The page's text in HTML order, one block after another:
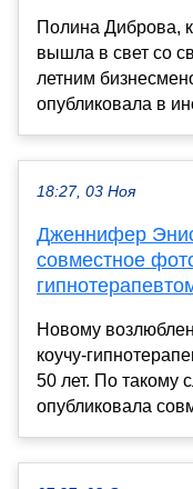
Полина Диброва,
вышла в свет со
летним
опубликовала в
18:27, 03 Ноя
Дженнифер
совместное
Новому
коучу-
50 лет. По такому
опубликовала